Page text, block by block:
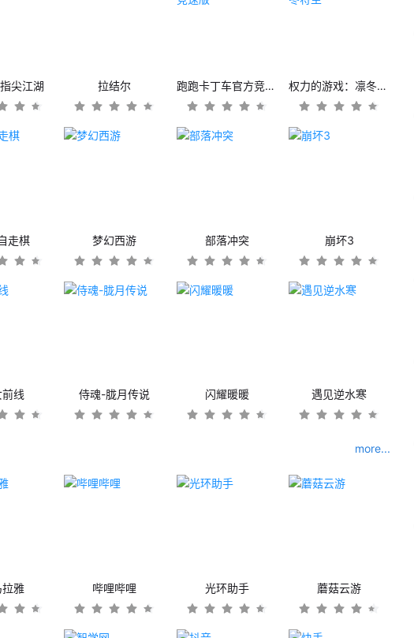
尖江湖 拉结尔 跑跑卡丁车官方竞速版 权力的游戏：凛冬将至
走棋 梦幻西游 部落冲突 崩坏3
线 侍魂-胧月传说 闪耀暖暖 遇见逆水寒
more...
雅 哔哩哔哩 光环助手 蘑菇云游